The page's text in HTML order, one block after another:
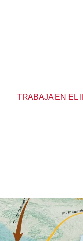
TRABAJA EN EL